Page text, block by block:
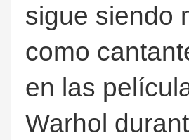
sigue siendo
como
en las
Warhol